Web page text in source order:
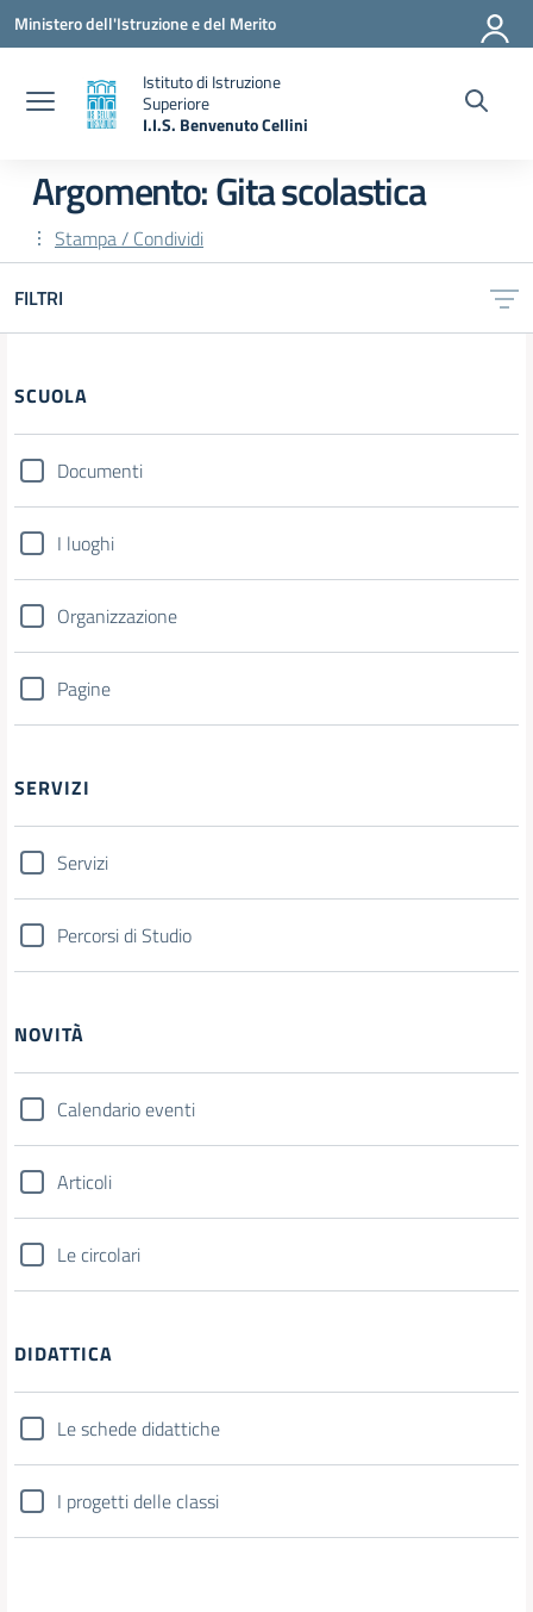
Vai ai contenuti
Vai al menu di navigazione
Vai al footer
Ministero dell'Istruzione e del Merito
Istituto di Istruzione
Superiore
I.I.S. Benvenuto Cellini
Argomento: Gita scolastica
Stampa / Condividi
FILTRI
Filtri
SCUOLA
Documenti
I luoghi
Organizzazione
Pagine
SERVIZI
Servizi
Percorsi di Studio
NOVITÀ
Calendario eventi
Articoli
Le circolari
DIDATTICA
Le schede didattiche
I progetti delle classi